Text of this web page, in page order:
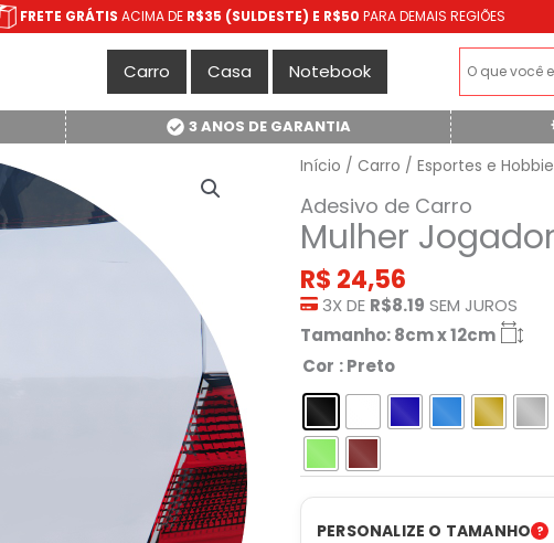
FRETE GRÁTIS ACIMA DE R$35 (SULDESTE) E R$50 PARA DEMAIS REGIÕES
Carro Casa Notebook
3 ANOS DE GARANTIA
Início / Carro / Esportes e
Adesivo de Carro
Mulher
R$ 24,56
3X DE R$8.19 SEM JUROS
Tamanho: 8cm x 12cm
Cor : Preto
PERSONALIZE O TAMANHO